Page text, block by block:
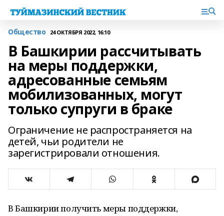
Общество 24 ОКТЯБРЯ 2022, 16:10
В Башкирии рассчитывать
на меры поддержки,
адресованные семьям
мобилизованных, могут
только супруги в браке
Ограничение не распространяется на
детей, чьи родители не
зарегистрировали отношения.
В Башкирии получить меры поддержки,